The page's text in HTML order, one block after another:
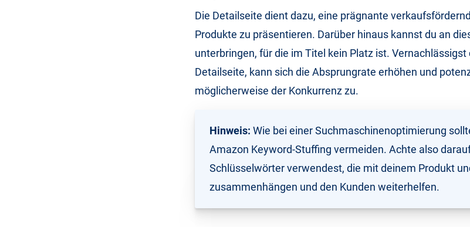
Die Detailseite dient dazu, eine prägnante
Produkte zu präsentieren. Darüber hinaus kannst du an
unterbringen, für die im Titel kein Platz ist.
Detailseite, kann sich die Absprungrate erhöhen und
möglicherweise der Konkurrenz zu.
Hinweis: Wie bei einer Suchmaschinenoptimierung
Amazon Keyword-Stuffing vermeiden. Achte also
Schlüsselwörter verwendest, die mit deinem Produkt
zusammenhängen und den Kunden weiterhelfen.